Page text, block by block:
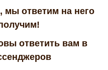
мы ответим на него
ответить вам в